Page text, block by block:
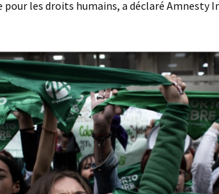
pour les droits humains, a déclaré Amnesty